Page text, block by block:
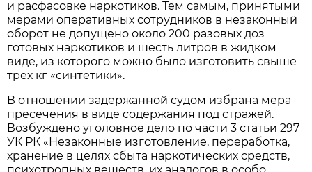
и расфасовке наркотиков. Тем самым, принятыми
мерами оперативных сотрудников в незаконный
оборот не допущено около 200 разовых доз
готовых наркотиков и шесть литров в жидком
виде, из которого можно было изготовить свыше
трех кг «синтетики».
В отношении задержанной судом избрана мера
пресечения в виде содержания под стражей.
Возбуждено уголовное дело по части 3 статьи 297
УК РК «Незаконные изготовление, переработка,
хранение в целях сбыта наркотических средств,